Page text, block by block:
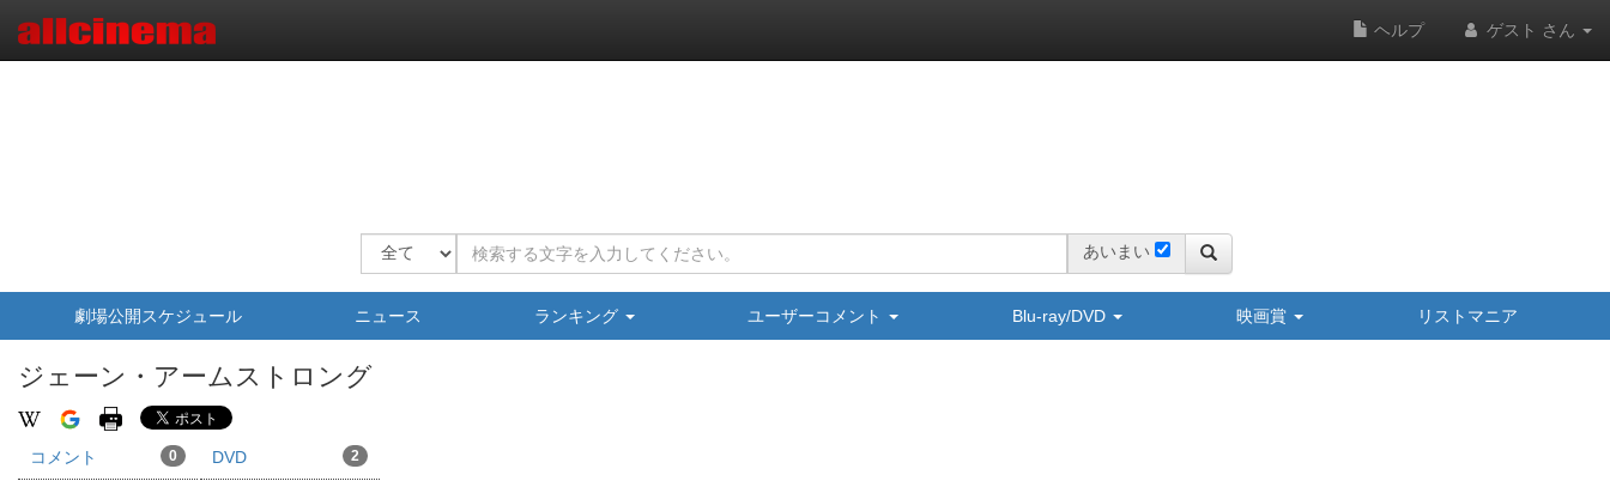
ヘルプ ゲスト さん
あいまい
劇場公開スケジュール ニュース ランキング ユーザーコメント Blu-ray/DVD 映画賞 リストマニア
ジェーン・アームストロング
コメント 0 DVD 2